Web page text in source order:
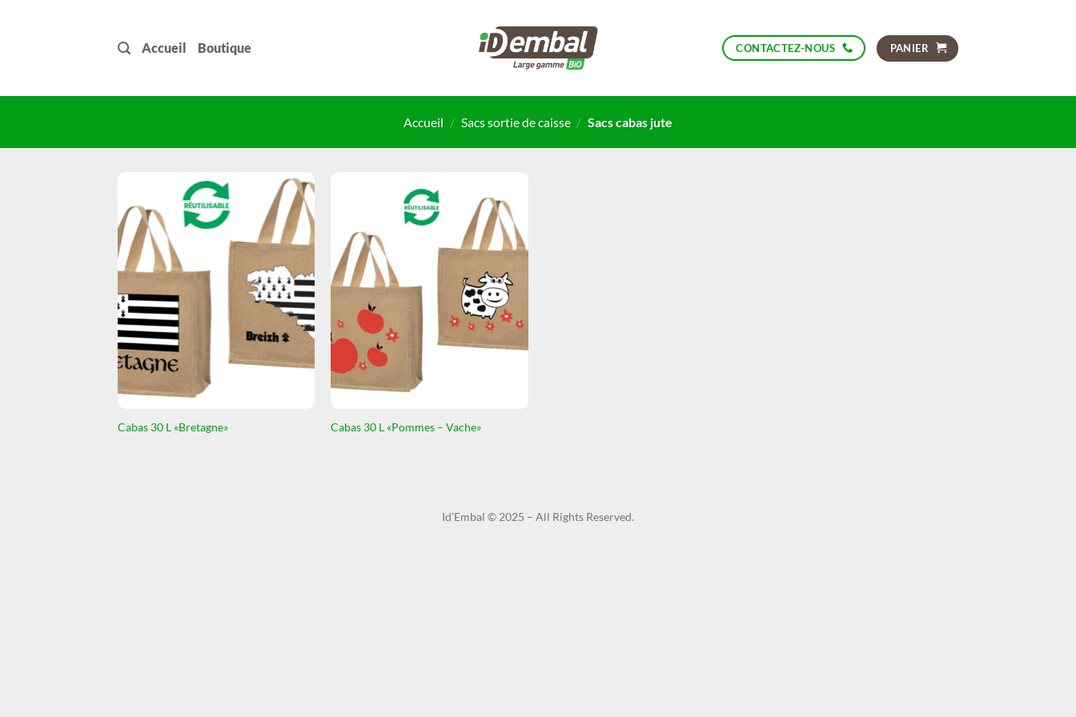
Accueil Boutique CONTACTEZ-NOUS PANIER
Accueil / Sacs sortie de caisse / Sacs cabas jute
Cabas 30 L «Bretagne» Cabas 30 L «Pommes – Vache»
Id’Embal © 2025 – All Rights Reserved.​